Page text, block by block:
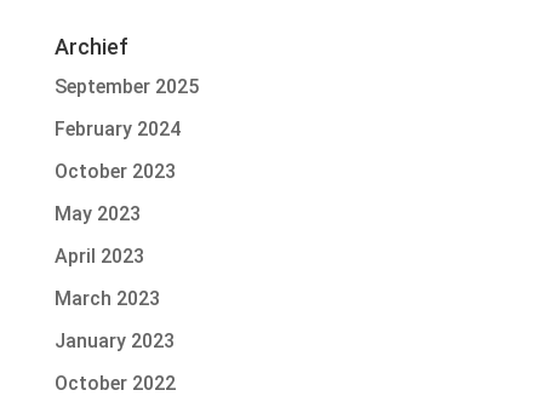
Archief
September 2025
February 2024
October 2023
May 2023
April 2023
March 2023
January 2023
October 2022